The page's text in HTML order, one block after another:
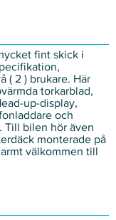
fint skick i
( 2 ) brukare. Här
torkarblad,
up-display,
och
Till bilen hör även
monterade på
välkommen till